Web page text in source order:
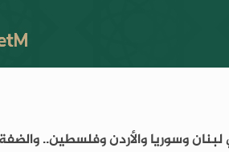
هي لبنان وسوريا والأردن وفلسطين..